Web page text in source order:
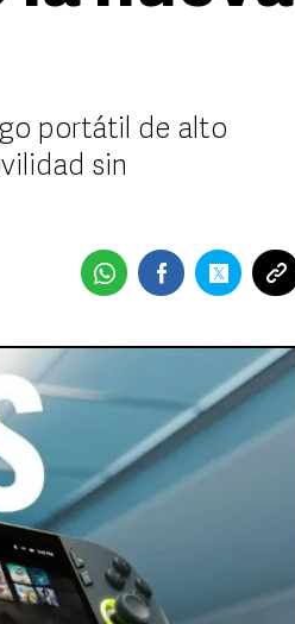
portátil de alto
sin